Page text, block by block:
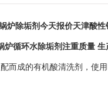
炉除垢剂今天报价天津酸性
炉循环水除垢剂注重质量 生
而成的有机酸清洗剂，使